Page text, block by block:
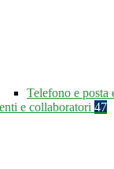
Telefono e posta
e collaboratori 47